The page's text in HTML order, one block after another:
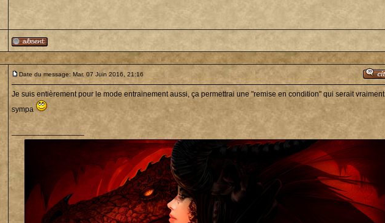
Date du message: Mar. 07 Juin 2016, 21:16
Je suis entièrement pour le mode entrainement aussi, ça permettrai une "remise en condition" qui serait vraiment
sympa
_________________